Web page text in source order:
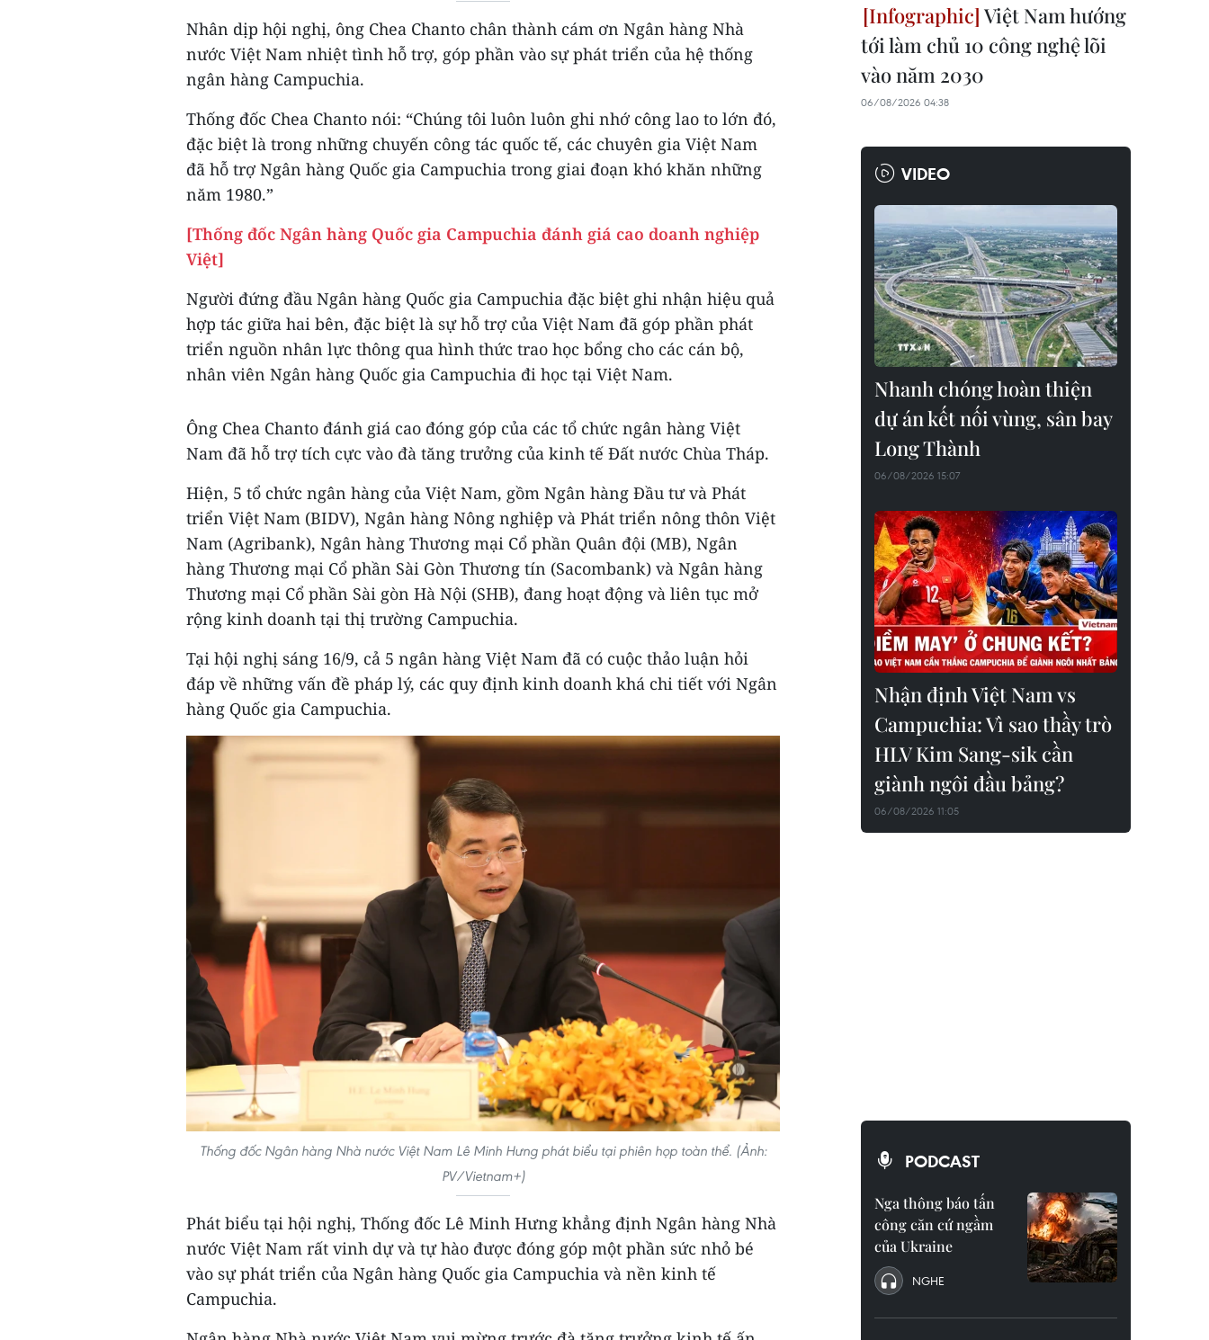
Nhân dịp hội nghị, ông Chea Chanto chân thành cám ơn Ngân hàng Nhà
nước Việt Nam nhiệt tình hỗ trợ, góp phần vào sự phát triển của hệ thống
ngân hàng Campuchia.
Thống đốc Chea Chanto nói: “Chúng tôi luôn luôn ghi nhớ công lao to lớn đó,
đặc biệt là trong những chuyến công tác quốc tế, các chuyên gia Việt Nam
đã hỗ trợ Ngân hàng Quốc gia Campuchia trong giai đoạn khó khăn những
năm 1980.”
[Thống đốc Ngân hàng Quốc gia Campuchia đánh giá cao doanh nghiệp
Việt]
Người đứng đầu Ngân hàng Quốc gia Campuchia đặc biệt ghi nhận hiệu quả
hợp tác giữa hai bên, đặc biệt là sự hỗ trợ của Việt Nam đã góp phần phát
triển nguồn nhân lực thông qua hình thức trao học bổng cho các cán bộ,
nhân viên Ngân hàng Quốc gia Campuchia đi học tại Việt Nam.
Ông Chea Chanto đánh giá cao đóng góp của các tổ chức ngân hàng Việt
Nam đã hỗ trợ tích cực vào đà tăng trưởng của kinh tế Đất nước Chùa Tháp.
Hiện, 5 tổ chức ngân hàng của Việt Nam, gồm Ngân hàng Đầu tư và Phát
triển Việt Nam (BIDV), Ngân hàng Nông nghiệp và Phát triển nông thôn Việt
Nam (Agribank), Ngân hàng Thương mại Cổ phần Quân đội (MB), Ngân
hàng Thương mại Cổ phần Sài Gòn Thương tín (Sacombank) và Ngân hàng
Thương mại Cổ phần Sài gòn Hà Nội (SHB), đang hoạt động và liên tục mở
rộng kinh doanh tại thị trường Campuchia.
Tại hội nghị sáng 16/9, cả 5 ngân hàng Việt Nam đã có cuộc thảo luận hỏi
đáp về những vấn đề pháp lý, các quy định kinh doanh khá chi tiết với Ngân
hàng Quốc gia Campuchia.
Thống đốc Ngân hàng Nhà nước Việt Nam Lê Minh Hưng phát biểu tại phiên họp toàn thể. (Ảnh:
PV/Vietnam+)
Phát biểu tại hội nghị, Thống đốc Lê Minh Hưng khẳng định Ngân hàng Nhà
nước Việt Nam rất vinh dự và tự hào được đóng góp một phần sức nhỏ bé
vào sự phát triển của Ngân hàng Quốc gia Campuchia và nền kinh tế
Campuchia.
Việt Nam hướng
tới làm chủ 10 công nghệ lõi
vào năm 2030
06/08/2026 04:38
VIDEO
Nhanh chóng hoàn thiện
dự án kết nối vùng, sân bay
Long Thành
06/08/2026 15:07
Nhận định Việt Nam vs
Campuchia: Vì sao thầy trò
HLV Kim Sang-sik cần
giành ngôi đầu bảng?
06/08/2026 11:05
PODCAST
Nga thông báo tấn
công căn cứ ngầm
của Ukraine
NGHE